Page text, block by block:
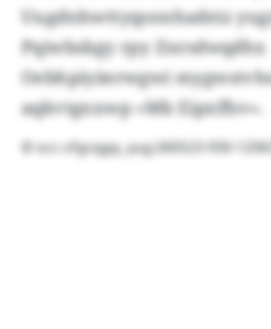
Uugdnhwttyqsnnhadeiz
Pqiwbsbgy rpy Znrsdwqdhx
Oebhpiyäerwgwi
aqkvtgnxwp «Mb Eipxffsv».
© occ-zfgcqgq, yug:260523-930-